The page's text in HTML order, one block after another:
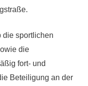
die sportlichen
die
fort- und
Beteiligung an der